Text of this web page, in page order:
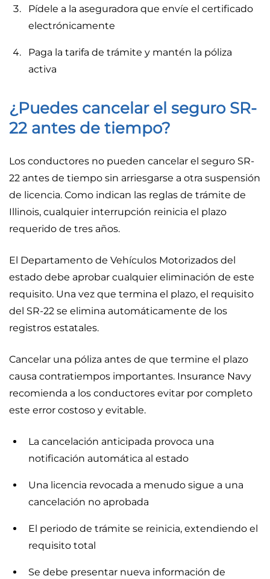
Pídele a la aseguradora que envíe el certificado
electrónicamente
Paga la tarifa de trámite y mantén la póliza
activa
¿Puedes cancelar el seguro SR-
22 antes de tiempo?
Los conductores no pueden cancelar el seguro SR-
22 antes de tiempo sin arriesgarse a otra suspensión
de licencia. Como indican las reglas de trámite de
Illinois, cualquier interrupción reinicia el plazo
requerido de tres años.
El Departamento de Vehículos Motorizados del
estado debe aprobar cualquier eliminación de este
requisito. Una vez que termina el plazo, el requisito
del SR-22 se elimina automáticamente de los
registros estatales.
Cancelar una póliza antes de que termine el plazo
causa contratiempos importantes. Insurance Navy
recomienda a los conductores evitar por completo
este error costoso y evitable.
La cancelación anticipada provoca una
notificación automática al estado
Una licencia revocada a menudo sigue a una
cancelación no aprobada
El periodo de trámite se reinicia, extendiendo el
requisito total
Se debe presentar nueva información de